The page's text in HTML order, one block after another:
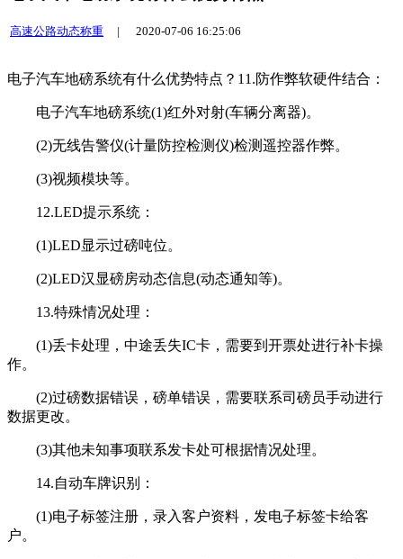
高速公路动态称重 | 2020-07-06 16:25:06
电子汽车地磅系统有什么优势特点？11.防作弊软硬件结合：
电子汽车地磅系统(1)红外对射(车辆分离器)。
(2)无线告警仪(计量防控检测仪)检测遥控器作弊。
(3)视频模块等。
12.LED提示系统：
(1)LED显示过磅吨位。
(2)LED汉显磅房动态信息(动态通知等)。
13.特殊情况处理：
(1)丢卡处理，中途丢失IC卡，需要到开票处进行补卡操
作。
(2)过磅数据错误，磅单错误，需要联系司磅员手动进行
数据更改。
(3)其他未知事项联系发卡处可根据情况处理。
14.自动车牌识别：
(1)电子标签注册，录入客户资料，发电子标签卡给客
户。